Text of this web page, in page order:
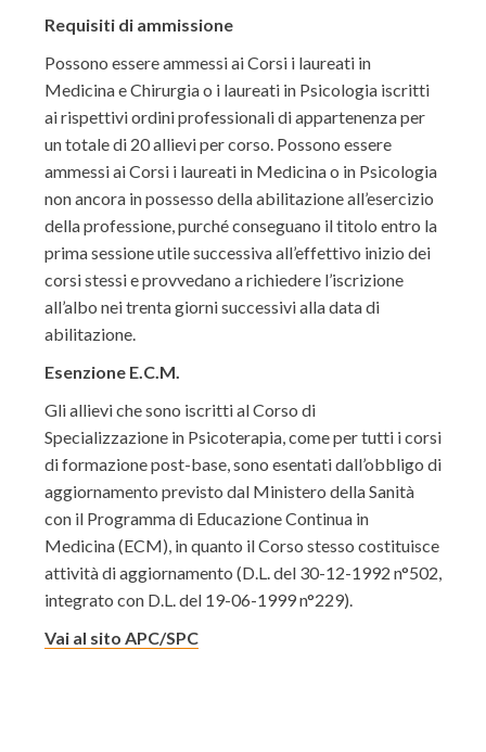
Requisiti di ammissione
Possono essere ammessi ai Corsi i laureati in
Medicina e Chirurgia o i laureati in Psicologia iscritti
ai rispettivi ordini professionali di appartenenza per
un totale di 20 allievi per corso. Possono essere
ammessi ai Corsi i laureati in Medicina o in Psicologia
non ancora in possesso della abilitazione all’esercizio
della professione, purché conseguano il titolo entro la
prima sessione utile successiva all’effettivo inizio dei
corsi stessi e provvedano a richiedere l’iscrizione
all’albo nei trenta giorni successivi alla data di
abilitazione.
Esenzione E.C.M.
Gli allievi che sono iscritti al Corso di
Specializzazione in Psicoterapia, come per tutti i corsi
di formazione post-base, sono esentati dall’obbligo di
aggiornamento previsto dal Ministero della Sanità
con il Programma di Educazione Continua in
Medicina (ECM), in quanto il Corso stesso costituisce
attività di aggiornamento (D.L. del 30-12-1992 n°502,
integrato con D.L. del 19-06-1999 n°229).
Vai al sito APC/SPC